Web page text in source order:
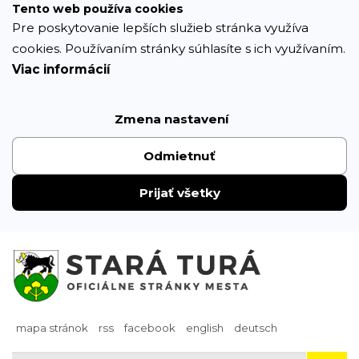
Prejsť
obsahu
Tento web používa cookies
Pre poskytovanie lepších služieb stránka využíva
cookies. Používaním stránky súhlasíte s ich využívaním.
Viac informácií
Zmena nastavení
Odmietnuť
Prijať všetky
mapa stránok rss facebook english deutsch